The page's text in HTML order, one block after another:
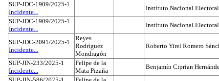
SUP-JDC-1909/2025-1
Incidente...
Instituto Nacional Electoral
SUP-JDC-1909/2025-1
Incidente...
Instituto Nacional Electoral
SUP-JDC-2091/2025-1
Incidente...
Reyes
Rodríguez
Mondragón
Roberto Yirel Romero
SUP-JIN-233/2025-1
Incidente...
Felipe de la
Mata Pizaña
Benjamín Ciprian